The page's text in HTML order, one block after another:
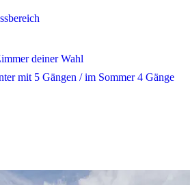
deiner Wahl
mit 5 Gängen / im Sommer 4 Gänge